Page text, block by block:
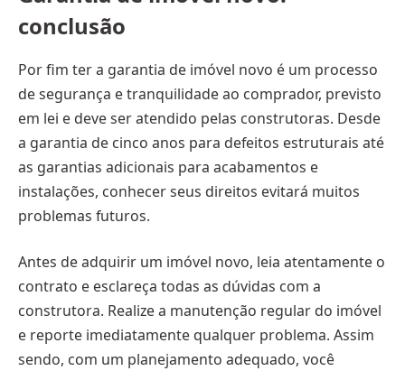
conclusão
Por fim ter a garantia de imóvel novo é um processo
de segurança e tranquilidade ao comprador, previsto
em lei e deve ser atendido pelas construtoras. Desde
a garantia de cinco anos para defeitos estruturais até
as garantias adicionais para acabamentos e
instalações, conhecer seus direitos evitará muitos
problemas futuros.
Antes de adquirir um imóvel novo, leia atentamente o
contrato e esclareça todas as dúvidas com a
construtora. Realize a manutenção regular do imóvel
e reporte imediatamente qualquer problema. Assim
sendo, com um planejamento adequado, você